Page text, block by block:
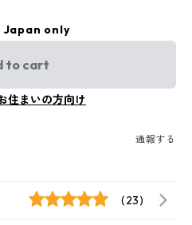
Japan only
to cart
住まいの方向け
通報する
(23)